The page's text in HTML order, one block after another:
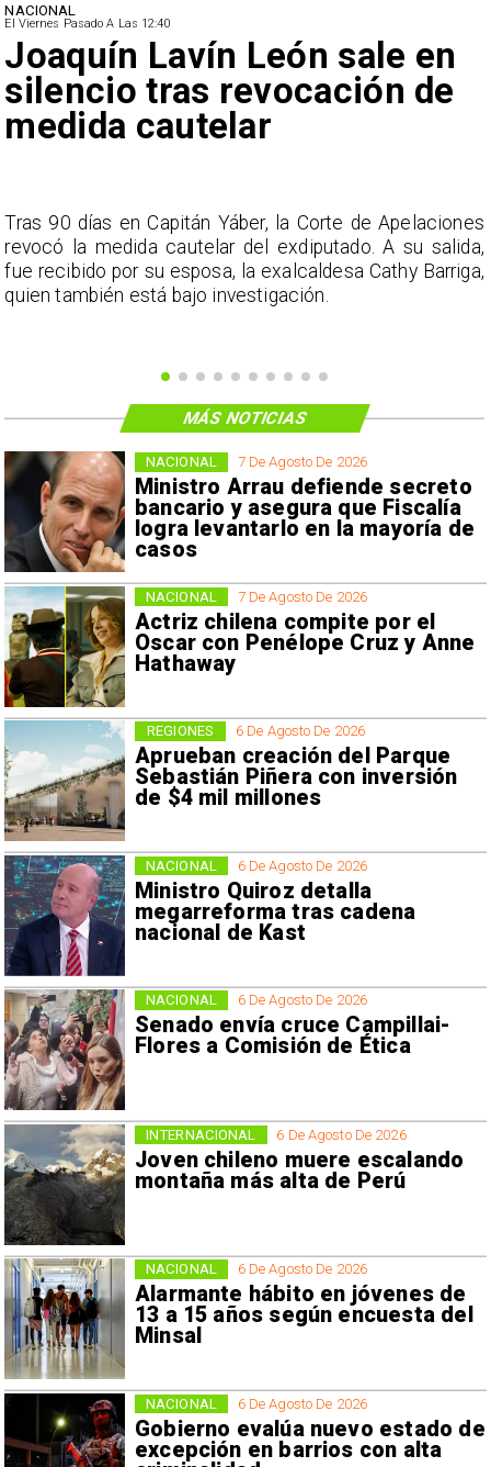
NACIONAL
El Viernes Pasado A Las 12:40
Joaquín Lavín León sale en
silencio tras revocación de
medida cautelar
Tras 90 días en Capitán Yáber, la Corte de Apelaciones
revocó la medida cautelar del exdiputado. A su salida,
fue recibido por su esposa, la exalcaldesa Cathy Barriga,
quien también está bajo investigación.
7 De Agosto De 2026
Ministro Arrau defiende secreto
bancario y asegura que Fiscalía
logra levantarlo en la mayoría de
casos
NACIONAL
7 De Agosto De 2026
Actriz chilena compite por el
Oscar con Penélope Cruz y Anne
Hathaway
NACIONAL
6 De Agosto De 2026
Aprueban creación del Parque
Sebastián Piñera con inversión
de $4 mil millones
REGIONES
6 De Agosto De 2026
Ministro Quiroz detalla
megarreforma tras cadena
nacional de Kast
NACIONAL
6 De Agosto De 2026
Senado envía cruce Campillai-
Flores a Comisión de Ética
NACIONAL
6 De Agosto De 2026
Joven chileno muere escalando
montaña más alta de Perú
INTERNACIONAL
6 De Agosto De 2026
Alarmante hábito en jóvenes de
13 a 15 años según encuesta del
Minsal
NACIONAL
6 De Agosto De 2026
Gobierno evalúa nuevo estado de
excepción en barrios con alta
NACIONAL
MÁS NOTICIAS